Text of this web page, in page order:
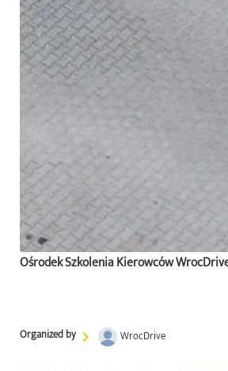
Ośrodek Szkolenia Kierowców
Organized by WrocDrive